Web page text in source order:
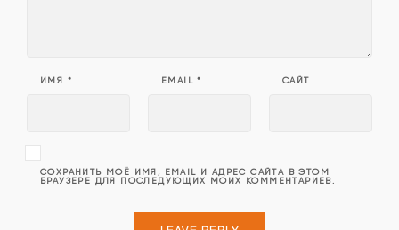
ИМЯ * EMAIL* САЙТ
СОХРАНИТЬ МОЁ ИМЯ, EMAIL И АДРЕС САЙТА В ЭТОМ
БРАУЗЕРЕ ДЛЯ ПОСЛЕДУЮЩИХ МОИХ КОММЕНТАРИЕВ.